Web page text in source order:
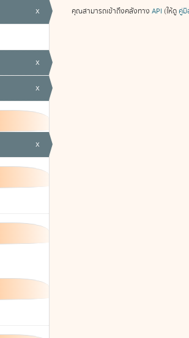
x
x
x
x
คุณสามารถเข้าถึงคลังทาง API (ให้ดู คู่มื